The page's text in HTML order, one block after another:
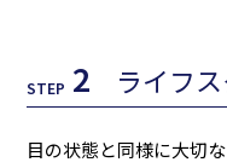
STEP 2 ライフ
目の状態と同様に大切